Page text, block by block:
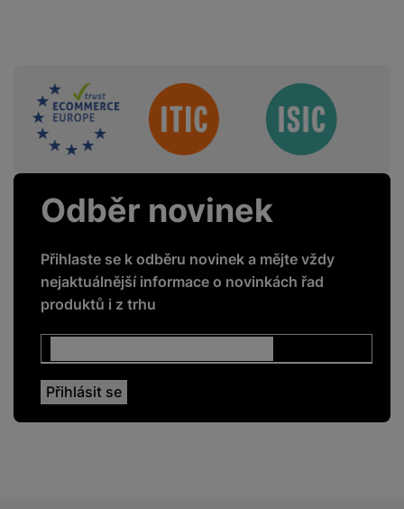
Sdružení
Odběr novinek
Přihlaste se k odběru novinek a mějte vždy
nejaktuálnější informace o novinkách řad
produktů i z trhu